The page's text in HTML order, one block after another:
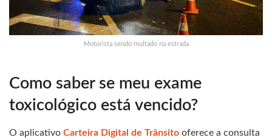
Motorista sendo multado na estrada
Como saber se meu exame
toxicológico está vencido?
O aplicativo Carteira Digital de Trânsito oferece a consulta